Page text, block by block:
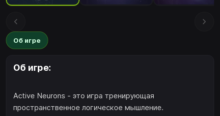
Об игре
Об игре:
Active Neurons - это игра тренирующая
пространственное логическое мышление.